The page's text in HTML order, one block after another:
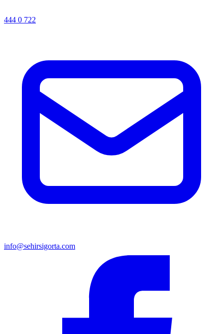
444 0 722
info@sehirsigorta.com